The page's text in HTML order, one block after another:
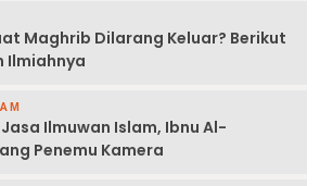
Maghrib Dilarang Keluar? Berikut
Ilmiahnya
Ilmuwan Islam, Ibnu Al-
Penemu Kamera